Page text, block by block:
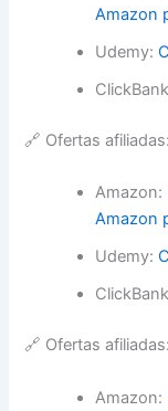
Amazon
Udemy:
🔗 Ofertas afiliadas:
Amazon:
Amazon
Udemy:
🔗 Ofertas afiliadas:
Amazon: